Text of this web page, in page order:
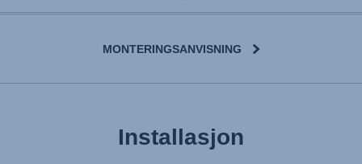
MONTERINGSANVISNING
Installasjon